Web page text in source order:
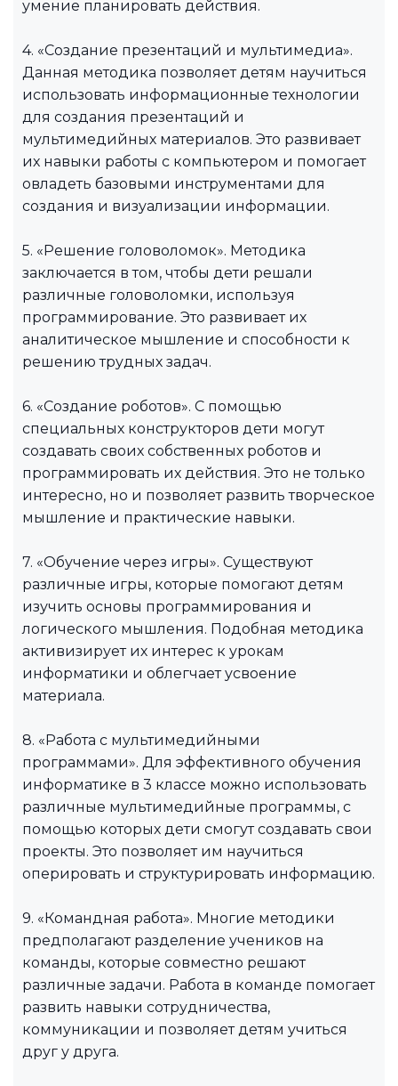
умение планировать действия.
4. «Создание презентаций и мультимедиа».
Данная методика позволяет детям научиться
использовать информационные технологии
для создания презентаций и
мультимедийных материалов. Это развивает
их навыки работы с компьютером и помогает
овладеть базовыми инструментами для
создания и визуализации информации.
5. «Решение головоломок». Методика
заключается в том, чтобы дети решали
различные головоломки, используя
программирование. Это развивает их
аналитическое мышление и способности к
решению трудных задач.
6. «Создание роботов». С помощью
специальных конструкторов дети могут
создавать своих собственных роботов и
программировать их действия. Это не только
интересно, но и позволяет развить творческое
мышление и практические навыки.
7. «Обучение через игры». Существуют
различные игры, которые помогают детям
изучить основы программирования и
логического мышления. Подобная методика
активизирует их интерес к урокам
информатики и облегчает усвоение
материала.
8. «Работа с мультимедийными
программами». Для эффективного обучения
информатике в 3 классе можно использовать
различные мультимедийные программы, с
помощью которых дети смогут создавать свои
проекты. Это позволяет им научиться
оперировать и структурировать информацию.
9. «Командная работа». Многие методики
предполагают разделение учеников на
команды, которые совместно решают
различные задачи. Работа в команде помогает
развить навыки сотрудничества,
коммуникации и позволяет детям учиться
друг у друга.